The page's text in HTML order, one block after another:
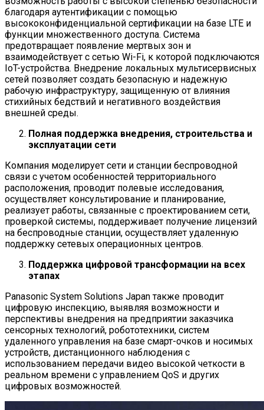
благодаря аутентификации с помощью
высококонфиденциальной сертификации на базе LTE и
функции множественного доступа. Система
предотвращает появление мертвых зон и
взаимодействует с сетью Wi-Fi, к которой подключаются
IoT-устройства. Внедрение локальных мультисервисных
сетей позволяет создать безопасную и надежную
рабочую инфраструктуру, защищенную от влияния
стихийных бедствий и негативного воздействия
внешней среды.
Полная поддержка внедрения, строительства и
эксплуатации сети
Компания моделирует сети и станции беспроводной
связи с учетом особенностей территориального
расположения, проводит полевые исследования,
осуществляет консультирование и планирование,
реализует работы, связанные с проектированием сети,
проверкой системы, поддерживает получение лицензий
на беспроводные станции, осуществляет удаленную
поддержку сетевых операционных центров.
Поддержка цифровой трансформации на всех
этапах
Panasonic System Solutions Japan также проводит
цифровую инспекцию, выявляя возможности и
перспективы внедрения на предприятии заказчика
сенсорных технологий, робототехники, систем
удаленного управления на базе смарт-очков и носимых
устройств, дистанционного наблюдения с
использованием передачи видео высокой четкости в
реальном времени с управлением QoS и других
цифровых возможностей.